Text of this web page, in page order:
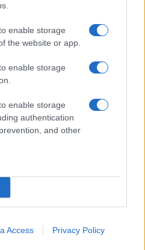
enable storage
the website or app.
enable storage
enable storage
authentication
and other
Access Privacy Policy